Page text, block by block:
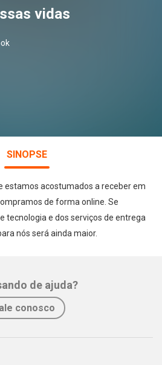
vidas
SINOPSE
estamos acostumados a receber em
de forma online. Se
tecnologia e dos serviços de entrega
nós será ainda maior.
de ajuda?
conosco